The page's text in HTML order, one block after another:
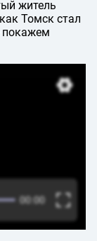
житель
Томск стал
покажем